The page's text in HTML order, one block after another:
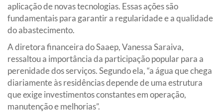
aplicação de novas tecnologias. Essas ações são
fundamentais para garantir a regularidade e a qualidade
do abastecimento.
A diretora financeira do Saaep, Vanessa Saraiva,
ressaltou a importância da participação popular para a
perenidade dos serviços. Segundo ela, “a água que chega
diariamente às residências depende de uma estrutura
que exige investimentos constantes em operação,
manutenção e melhorias”.